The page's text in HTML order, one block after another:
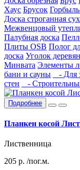
Хаус Брусок
Доска строганная
Межвенцовый
Палубная доска
Плиты OSB Полог
доска Уголок
Минвата Элементы
бани и сауны
- Для
стен
-
Подробнее
Планкен косой
Лиственница
205 р. /пог.м.